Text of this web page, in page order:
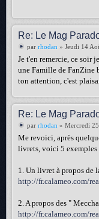
Re: Le Mag
par rhodan » Jeudi 14
Je t'en remercie, ce soir
une Famille de FanZine
ton attention, c'est
Re: Le Mag
par rhodan » Mercredi
Me revoici, après
livrets, voici 5 exemples
1. Un livret à propos de
http://fr.calameo.com/
2. A propos des "
http://fr.calameo.com/